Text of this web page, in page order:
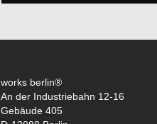
works berlin®
An der Industriebahn 12-16
Gebäude 405